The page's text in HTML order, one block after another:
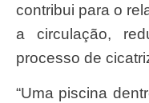
contribui para o
a circulação,
processo de
“Uma piscina dentro de um hospital ortopédico